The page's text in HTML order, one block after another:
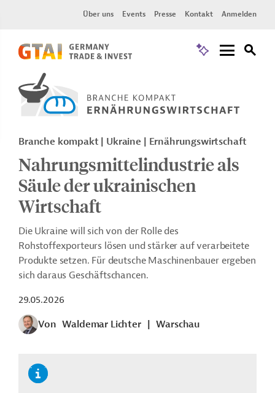
Über uns Events Presse Kontakt Anmelden
Branche kompakt | Ukraine | Ernährungswirtschaft
Nahrungsmittelindustrie als
Säule der ukrainischen
Wirtschaft
Die Ukraine will sich von der Rolle des
Rohstoffexporteurs lösen und stärker auf verarbeitete
Produkte setzen. Für deutsche Maschinenbauer ergeben
sich daraus Geschäftschancen.
29.05.2026
Von Waldemar Lichter | Warschau